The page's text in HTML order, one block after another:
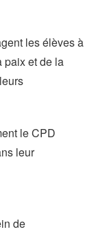
les élèves à
paix et de la
le CPD
leur
de